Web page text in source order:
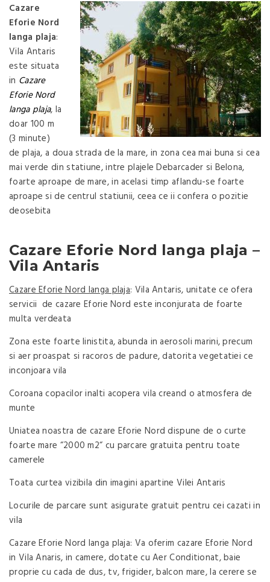
Cazare
Eforie Nord
langa plaja:
Vila Antaris
este situata
in Cazare
Eforie Nord
langa plaja, la
doar 100 m
(3 minute)
de plaja, a doua strada de la mare, in zona cea mai buna si cea
mai verde din statiune, intre plajele Debarcader si Belona,
foarte aproape de mare, in acelasi timp aflandu-se foarte
aproape si de centrul statiunii, ceea ce ii confera o pozitie
deosebita
Cazare Eforie Nord langa plaja –
Vila Antaris
Cazare Eforie Nord langa plaja: Vila Antaris, unitate ce ofera
servicii de cazare Eforie Nord este inconjurata de foarte
multa verdeata
Zona este foarte linistita, abunda in aerosoli marini, precum
si aer proaspat si racoros de padure, datorita vegetatiei ce
inconjoara vila
Coroana copacilor inalti acopera vila creand o atmosfera de
munte
Uniatea noastra de cazare Eforie Nord dispune de o curte
foarte mare “2000 m2“ cu parcare gratuita pentru toate
camerele
Toata curtea vizibila din imagini apartine Vilei Antaris
Locurile de parcare sunt asigurate gratuit pentru cei cazati in
vila
Cazare Eforie Nord langa plaja: Va oferim cazare Eforie Nord
in Vila Anaris, in camere, dotate cu Aer Conditionat, baie
proprie cu cada de dus, tv, frigider, balcon mare, la cerere se